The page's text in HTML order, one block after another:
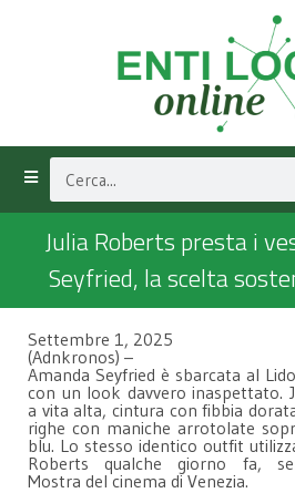
Julia Roberts presta i
Seyfried, la scelta
Settembre 1, 2025
(Adnkronos) –
Amanda Seyfried è sbarcata al
con un look davvero inaspettato.
a vita alta, cintura con fibbia
righe con maniche arrotolate
blu. Lo stesso identico outfit
Roberts qualche giorno fa,
Mostra del cinema di Venezia.